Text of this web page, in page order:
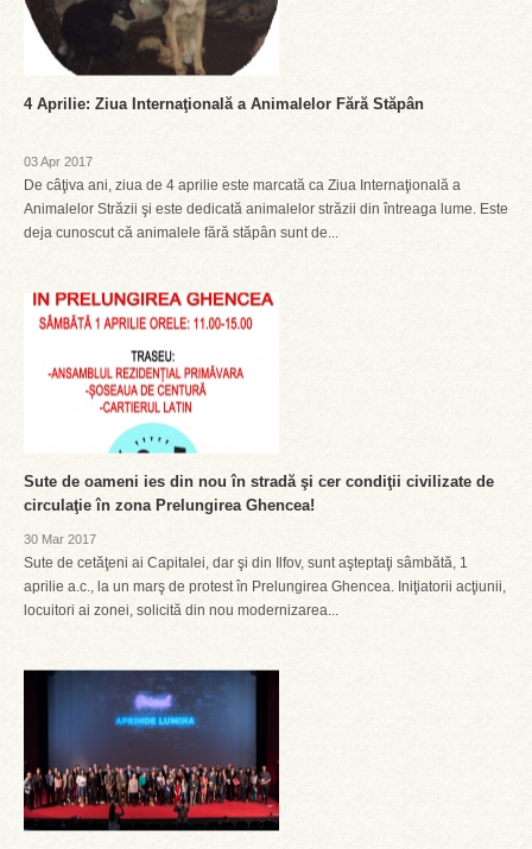
4 Aprilie: Ziua Internaţională a Animalelor Fără Stăpân
03 Apr 2017
De câţiva ani, ziua de 4 aprilie este marcată ca Ziua Internaţională a
Animalelor Străzii şi este dedicată animalelor străzii din întreaga lume. Este
deja cunoscut că animalele fără stăpân sunt de...
Sute de oameni ies din nou în stradă şi cer condiţii civilizate de
circulaţie în zona Prelungirea Ghencea!
30 Mar 2017
Sute de cetăţeni ai Capitalei, dar şi din Ilfov, sunt aşteptaţi sâmbătă, 1
aprilie a.c., la un marş de protest în Prelungirea Ghencea. Iniţiatorii acţiunii,
locuitori ai zonei, solicită din nou modernizarea...